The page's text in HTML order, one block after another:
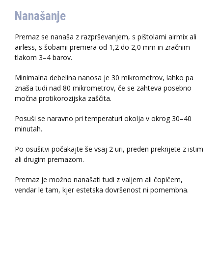
Nanašanje
Premaz se nanaša z razprševanjem, s pištolami airmix ali
airless, s šobami premera od 1,2 do 2,0 mm in zračnim
tlakom 3–4 barov.
Minimalna debelina nanosa je 30 mikrometrov, lahko pa
znaša tudi nad 80 mikrometrov, če se zahteva posebno
močna protikorozijska zaščita.
Posuši se naravno pri temperaturi okolja v okrog 30–40
minutah.
Po osušitvi počakajte še vsaj 2 uri, preden prekrijete z istim
ali drugim premazom.
Premaz je možno nanašati tudi z valjem ali čopičem,
vendar le tam, kjer estetska dovršenost ni pomembna.